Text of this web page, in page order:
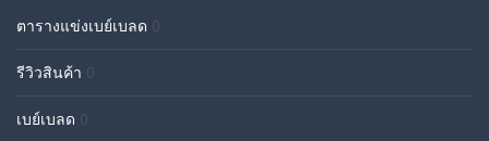
ตารางแข่งเบย์เบลด 0
รีวิวสินค้า 0
เบย์เบลด 0